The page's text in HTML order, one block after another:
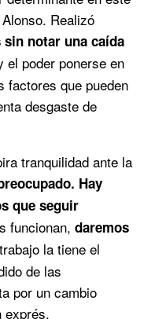
Realizó
notar una caída
el poder ponerse en
factores que pueden
desgaste de
tranquilidad ante la
Hay
que seguir
funcionan, daremos
la tiene el
de las
por un cambio
exprés.